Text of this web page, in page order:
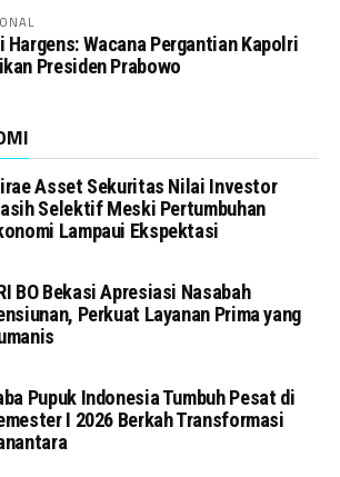
Hargens: Wacana Pergantian Kapolri
Presiden Prabowo
Asset Sekuritas Nilai Investor
Selektif Meski Pertumbuhan
Lampaui Ekspektasi
BO Bekasi Apresiasi Nasabah
Perkuat Layanan Prima yang
Pupuk Indonesia Tumbuh Pesat di
I 2026 Berkah Transformasi